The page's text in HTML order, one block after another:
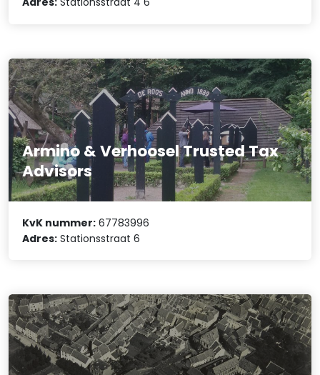
Armino & Verhoosel Trusted Tax
Advisors
KvK nummer: 67783996
Adres: Stationsstraat 6